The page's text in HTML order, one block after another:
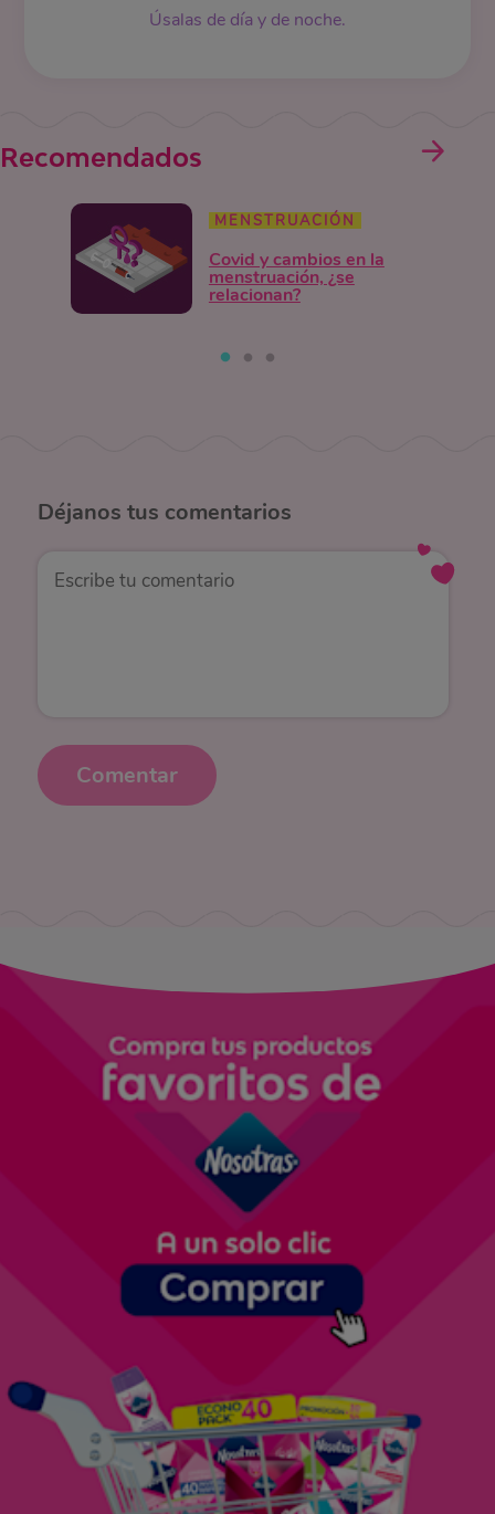
Úsalas de día y de noche.
Recomendados
MENSTRUACIÓN
Covid y cambios en la
menstruación, ¿se
relacionan?
Déjanos tus comentarios
Comentar